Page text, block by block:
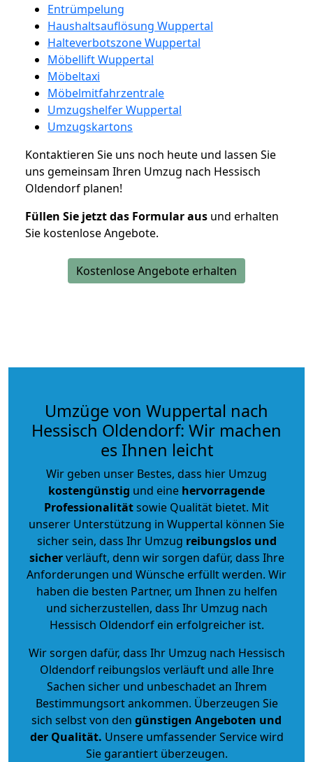
Entrümpelung
Haushaltsauflösung Wuppertal
Halteverbotszone Wuppertal
Möbellift Wuppertal
Möbeltaxi
Möbelmitfahrzentrale
Umzugshelfer Wuppertal
Umzugskartons
Kontaktieren Sie uns noch heute und lassen Sie
uns gemeinsam Ihren Umzug nach Hessisch
Oldendorf planen!
Füllen Sie jetzt das Formular aus und erhalten
Sie kostenlose Angebote.
Kostenlose Angebote erhalten
Umzüge von Wuppertal nach
Hessisch Oldendorf: Wir machen
es Ihnen leicht
Wir geben unser Bestes, dass hier Umzug
kostengünstig und eine hervorragende
Professionalitätsowie Qualität bietet. Mit
unserer Unterstützung in Wuppertal können Sie
sicher sein, dass Ihr Umzug reibungslos und
sicherverläuft, denn wir sorgen dafür, dass Ihre
Anforderungen und Wünsche erfüllt werden. Wir
haben die besten Partner, um Ihnen zu helfen
und sicherzustellen, dass Ihr Umzug nach
Hessisch Oldendorf ein erfolgreicher ist.
Wir sorgen dafür, dass Ihr Umzug nach Hessisch
Oldendorf reibungslos verläuft und alle Ihre
Sachen sicher und unbeschadet an Ihrem
Bestimmungsort ankommen. Überzeugen Sie
sich selbst von den günstigen Angeboten und
der Qualität. Unsere umfassender Service wird
Sie garantiert überzeugen.